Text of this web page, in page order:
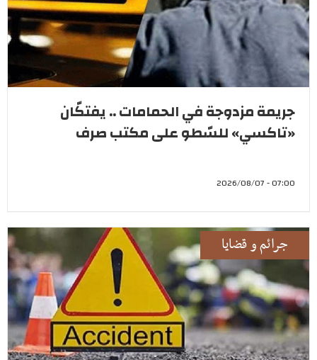
جريمة مزدوجة في الحمامات .. يفتكّان
«تاكسي» للسّطو على مكتب صرف
07:00 - 2026/08/07
جرائم و قضايا